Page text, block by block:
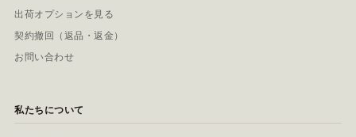
出荷オプションを見る
契約撤回（返品・返金）
お問い合わせ
私たちについて